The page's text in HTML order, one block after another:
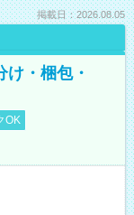
掲載日：2026.08.05
け・梱包・
OK